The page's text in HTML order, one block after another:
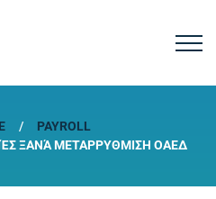
PAYROLL
ΞΑΝΆ ΜΕΤΑΡΡΥΘΜΙΣΗ ΟΑΕΔ